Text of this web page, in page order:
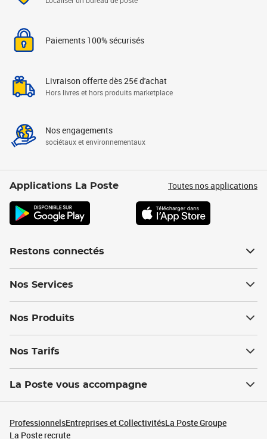
Paiements 100% sécurisés
Livraison offerte dès 25€ d'achat
Hors livres et hors produits marketplace
Nos engagements
sociétaux et environnementaux
Applications La Poste Toutes nos applications
Restons connectés
Nos Services
Nos Produits
Nos Tarifs
La Poste vous accompagne
ProfessionnelsEntreprises et CollectivitésLa Poste Groupe
La Poste recrute